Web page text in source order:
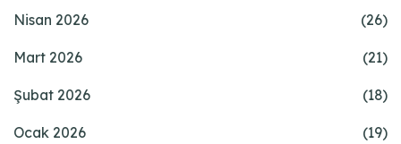
Nisan 2026 (26)
Mart 2026 (21)
Şubat 2026 (18)
Ocak 2026 (19)